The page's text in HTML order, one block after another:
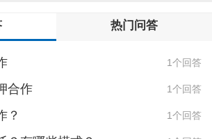
公司章程、增加或减少注册资
不了。所以这种模式可以将期权
创始人代持，释放期权时只释放
放表决权。 模型三 创始人34%
期权15%。这种情况下创始人
接住合伙企业+有限公司的结构，
要变现，被并购是很好的事
的股权结构会让项目显得不那么
平台公司就可以在未来出售
一主体与收购方签约，提高了效
热门问答
1个回答
合作 1个回答
？ 1个回答